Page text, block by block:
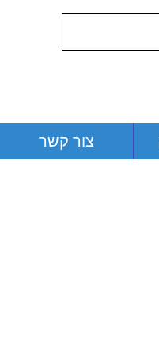
צור קשר